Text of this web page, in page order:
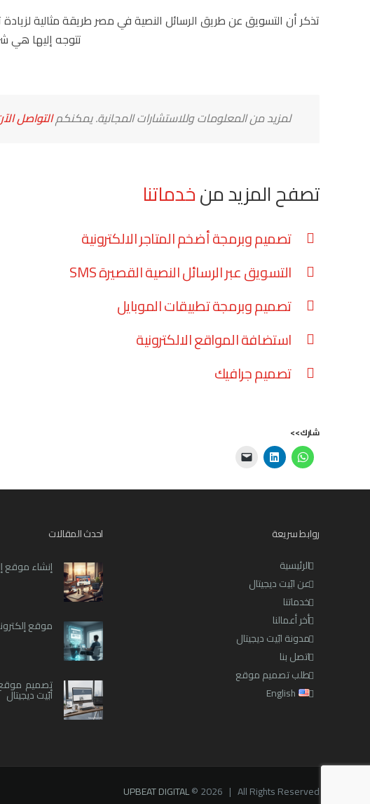
تذكر أن التسويق عن طريق الرسائل النصية في مصر طريقة مثالية
تتوجه إليها هي
لمزيد من المعلومات وللاستشارات المجانية. يمكنكمالتواصل
تصفح المزيد منخدماتنا
تصميم وبرمجة أضخم المتاجر الالكترونية
التسويق عبر الرسائل النصية القصيرة SMS
تصميم وبرمجة تطبيقات الموبايل
استضافة المواقع الالكترونية
تصميم جرافيك
شارك>>
روابط سريعة
الرئيسية
عن ابّيت ديجيتال
خدماتنا
أخر أعمالنا
مدونة ابّيت ديجيتال
اتصل بنا
طلب تصميم موقع
English
احدث المقالات
إنشاء موقع
موقع
تصميم موقع
أبّيت ديجيتال
UPBEAT DIGITAL© 2026 | All Rights Reserved